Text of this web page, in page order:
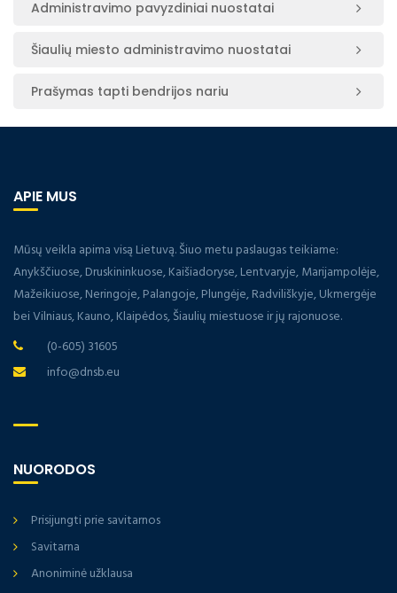
Administravimo pavyzdiniai nuostatai
Šiaulių miesto administravimo nuostatai
Prašymas tapti bendrijos nariu
APIE MUS
Mūsų veikla apima visą Lietuvą. Šiuo metu paslaugas teikiame:
Anykščiuose, Druskininkuose, Kaišiadoryse, Lentvaryje, Marijampolėje,
Mažeikiuose, Neringoje, Palangoje, Plungėje, Radviliškyje, Ukmergėje
bei Vilniaus, Kauno, Klaipėdos, Šiaulių miestuose ir jų rajonuose.
(0-605) 31605
info@dnsb.eu
NUORODOS
Prisijungti prie savitarnos
Savitarna
Anoniminė užklausa